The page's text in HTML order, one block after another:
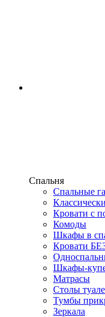
Спальня
Спальные
Кровати с
Комоды
Шкафы в
Кровати
Шкафы-
Матрасы
Столы
Тумбы
Зеркала